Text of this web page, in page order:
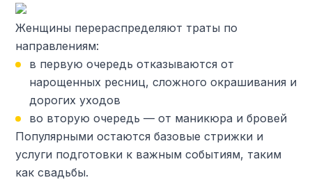
Женщины перераспределяют траты по
направлениям:
в первую очередь отказываются от
нарощенных ресниц, сложного окрашивания и
дорогих уходов
во вторую очередь — от маникюра и бровей
Популярными остаются базовые стрижки и
услуги подготовки к важным событиям, таким
как свадьбы.